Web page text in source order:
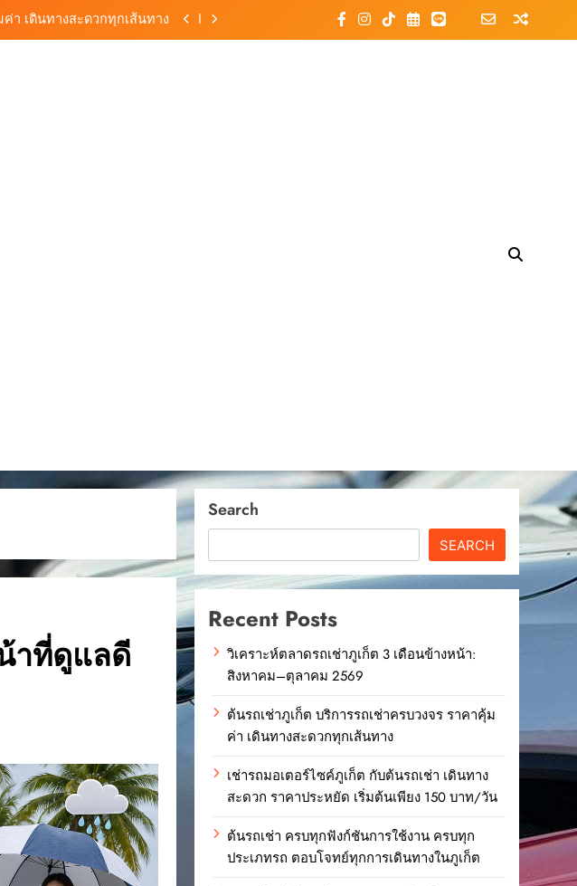
ยัด เริ่มต้นเพียง 150 บาท/วัน
าที่ดูแลดี
Search
SEARCH
Recent Posts
วิเคราะห์ตลาดรถเช่าภูเก็ต 3 เดือนข้างหน้า:
สิงหาคม–ตุลาคม 2569
ต้นรถเช่าภูเก็ต บริการรถเช่าครบวงจร ราคาคุ้ม
ค่า เดินทางสะดวกทุกเส้นทาง
เช่ารถมอเตอร์ไซค์ภูเก็ต กับต้นรถเช่า เดินทาง
สะดวก ราคาประหยัด เริ่มต้นเพียง 150 บาท/วัน
ต้นรถเช่า ครบทุกฟังก์ชันการใช้งาน ครบทุก
ประเภทรถ ตอบโจทย์ทุกการเดินทางในภูเก็ต